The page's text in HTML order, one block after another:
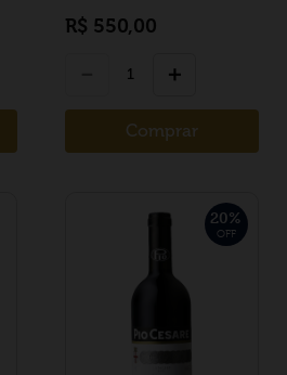
R$ 550,00
＋
Comprar
20%
OFF